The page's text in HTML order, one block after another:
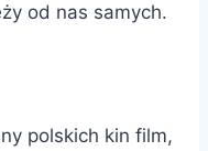
od nas samych.
polskich kin film,